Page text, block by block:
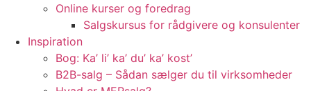
Online kurser og foredrag
Salgskursus for rådgivere og konsulenter
Inspiration
Bog: Ka’ li’ ka’ du’ ka’ kost’
B2B-salg – Sådan sælger du til virksomheder